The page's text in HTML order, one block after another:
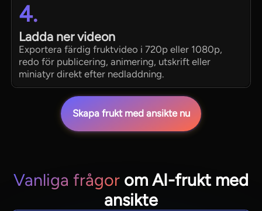
4.
Ladda ner videon
Exportera färdig fruktvideo i 720p eller 1080p,
redo för publicering, animering, utskrift eller
miniatyr direkt efter nedladdning.
Skapa frukt med ansikte nu
Vanliga frågor om AI-frukt med
ansikte